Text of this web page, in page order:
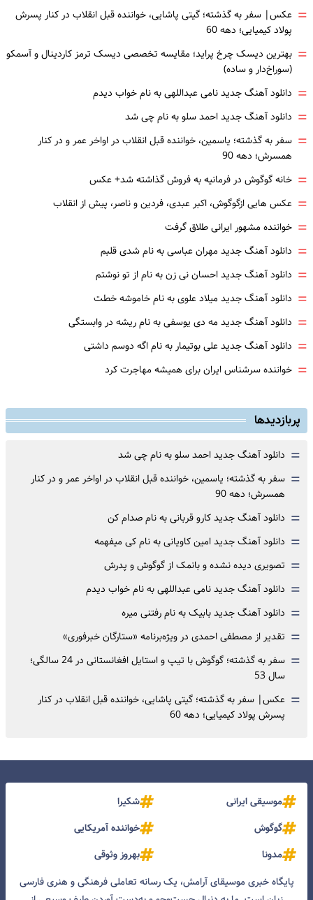
= عکس| سفر به گذشته؛ گیتی پاشایی، خواننده قبل انقلاب در کنار پسرش
پولاد کیمیایی؛ دهه 60
= بهترین دیسک چرخ پراید؛ مقایسه تخصصی دیسک ترمز کاردینال و آسمکو
(سوراخ‌دار و ساده)
= دانلود آهنگ جدید نامی عبداللهی به نام خواب دیدم
= دانلود آهنگ جدید احمد سلو به نام چی شد
= سفر به گذشته؛ یاسمین، خواننده قبل انقلاب در اواخر عمر و در کنار
همسرش؛ دهه 90
= خانه گوگوش در فرمانیه به فروش گذاشته شد+ عکس
= عکس هایی ازگوگوش، اکبر عبدی، فردین و ناصر، پیش از انقلاب
= خواننده مشهور ایرانی طلاق گرفت
= دانلود آهنگ جدید مهران عباسی به نام شدی قلبم
= دانلود آهنگ جدید احسان نی زن به نام از تو نوشتم
= دانلود آهنگ جدید میلاد علوی به نام خاموشه خطت
= دانلود آهنگ جدید مه دی یوسفی به نام ریشه در وابستگی
= دانلود آهنگ جدید علی بوتیمار به نام اگه دوسم داشتی
= خواننده سرشناس ایران برای همیشه مهاجرت کرد
پربازدیدها
= دانلود آهنگ جدید احمد سلو به نام چی شد
= سفر به گذشته؛ یاسمین، خواننده قبل انقلاب در اواخر عمر و در کنار
همسرش؛ دهه 90
= دانلود آهنگ جدید کارو قربانی به نام صدام کن
= دانلود آهنگ جدید امین کاویانی به نام کی میفهمه
= تصویری دیده نشده و بانمک از گوگوش و پدرش
= دانلود آهنگ جدید نامی عبداللهی به نام خواب دیدم
= دانلود آهنگ جدید بابیک به نام رفتنی میره
= تقدیر از مصطفی احمدی در ویژه‌برنامه «ستارگان خبرفوری»
=
سفر به گذشته؛ گوگوش با تیپ و استایل افغانستانی در 24 سالگی؛
سال 53
= عکس| سفر به گذشته؛ گیتی پاشایی، خواننده قبل انقلاب در کنار
پسرش پولاد کیمیایی؛ دهه 60
موسیقی ایرانی
شکیرا
گوگوش
خواننده آمریکایی
مدونا
بهروز وثوقی
پایگاه خبری موسیقای آرامش، یک رسانه تعاملی فرهنگی و هنری فارسی